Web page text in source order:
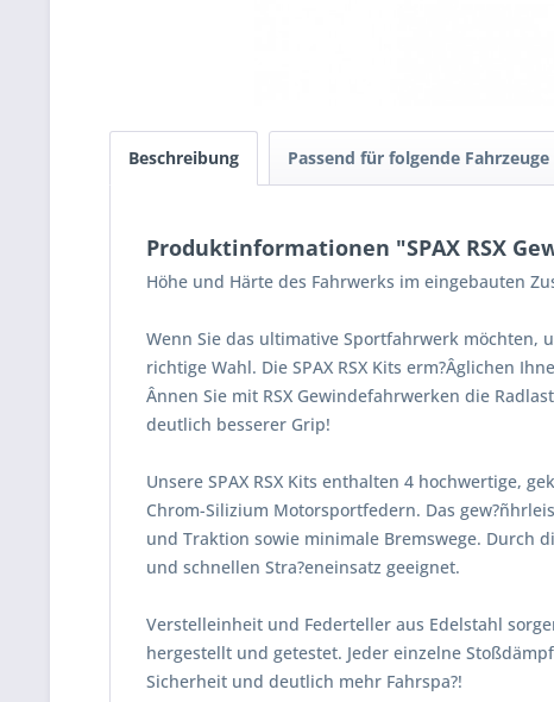
Beschreibung Passend für folgende Fahrzeuge
Produktinformationen "SPAX RSX
Höhe und Härte des Fahrwerks im eingebauten
Wenn Sie das ultimative Sportfahrwerk möchten,
richtige Wahl. Die SPAX RSX Kits erm?Âglichen
Ânnen Sie mit RSX Gewindefahrwerken die
deutlich besserer Grip!
Unsere SPAX RSX Kits enthalten 4 hochwertige,
Chrom-Silizium Motorsportfedern. Das
und Traktion sowie minimale Bremswege. Durch
und schnellen Stra?eneinsatz geeignet.
Verstelleinheit und Federteller aus Edelstahl
hergestellt und getestet. Jeder einzelne
Sicherheit und deutlich mehr Fahrspa?!